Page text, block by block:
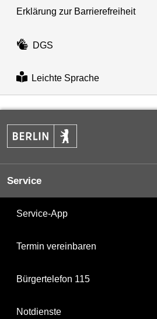
Erklärung zur Barrierefreiheit
DGS
Leichte Sprache
Service
Service-App
Termin vereinbaren
Bürgertelefon 115
Notdienste